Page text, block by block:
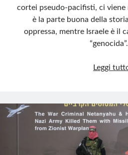
cortei pseudo-pacifisti, ci viene
è la parte buona della
oppressa, mentre Israele è il
Leggi